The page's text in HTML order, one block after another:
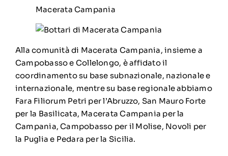
Alla comunità di Macerata Campania, insieme a
Campobasso e Collelongo, è affidato il
coordinamento su base subnazionale, nazionale e
internazionale, mentre su base regionale abbiamo
Fara Filiorum Petri per l’Abruzzo, San Mauro Forte
per la Basilicata, Macerata Campania per la
Campania, Campobasso per il Molise, Novoli per
la Puglia e Pedara per la Sicilia.